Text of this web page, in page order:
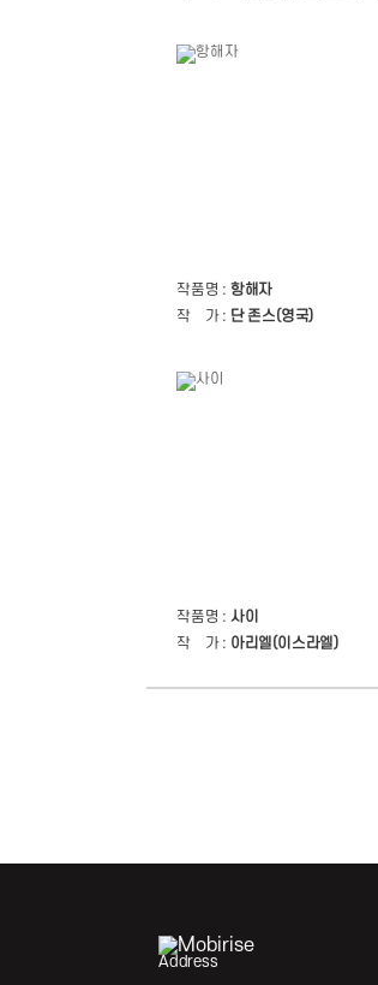
작품명 : 항해자
작 가 : 단 존스(영국)
작품명 : 사이
작 가 : 아리엘(이스라엘)
Address